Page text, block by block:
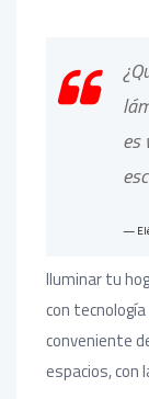
es
Iluminar tu
con
conveniente
espacios, con